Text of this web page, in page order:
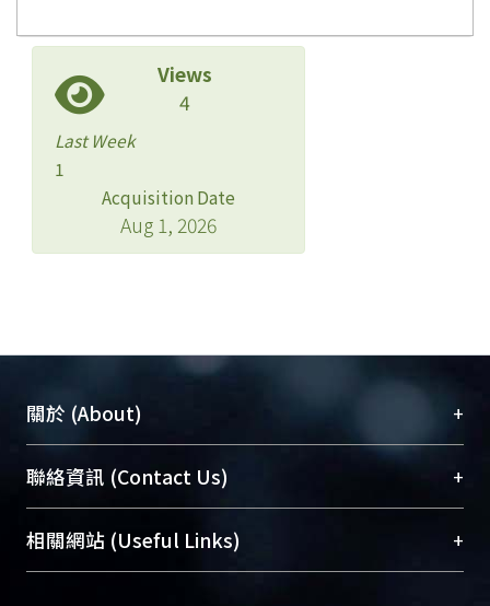
Views
4
Last Week
1
Acquisition Date
Aug 1, 2026
關於 (About) +
臺大位居世界頂尖大學之列，為永久珍藏及向國際
展現本校豐碩的研究成果及學術能量，圖書館整合
機構典藏（NTUR）與學術庫（AH）不同功能平
台，成為臺大學術典藏NTU scholars。期能整合研
聯絡資訊 (Contact Us) +
總館學科館員(Main Library)
醫學圖書館學科館員(Medical Library)
相關網站 (Useful Links) +